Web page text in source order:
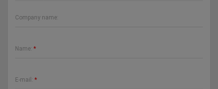
Company name:
Name: *
E-mail: *